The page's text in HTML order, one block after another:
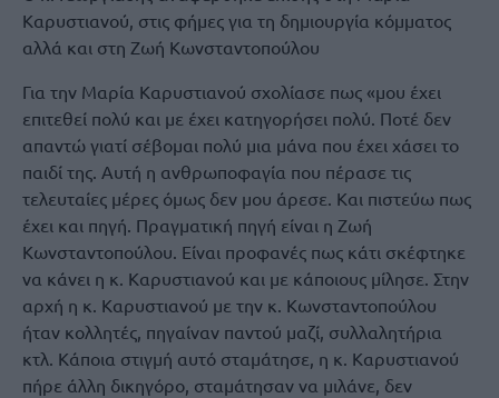
Καρυστιανού, στις φήμες για τη δημιουργία κόμματος
αλλά και στη Ζωή Κωνσταντοπούλου
Για την Μαρία Καρυστιανού σχολίασε πως «μου έχει
επιτεθεί πολύ και με έχει κατηγορήσει πολύ. Ποτέ δεν
απαντώ γιατί σέβομαι πολύ μια μάνα που έχει χάσει το
παιδί της. Αυτή η ανθρωποφαγία που πέρασε τις
τελευταίες μέρες όμως δεν μου άρεσε. Και πιστεύω πως
έχει και πηγή. Πραγματική πηγή είναι η Ζωή
Κωνσταντοπούλου. Είναι προφανές πως κάτι σκέφτηκε
να κάνει η κ. Καρυστιανού και με κάποιους μίλησε. Στην
αρχή η κ. Καρυστιανού με την κ. Κωνσταντοπούλου
ήταν κολλητές, πηγαίναν παντού μαζί, συλλαλητήρια
κτλ. Κάποια στιγμή αυτό σταμάτησε, η κ. Καρυστιανού
πήρε άλλη δικηγόρο, σταμάτησαν να μιλάνε, δεν